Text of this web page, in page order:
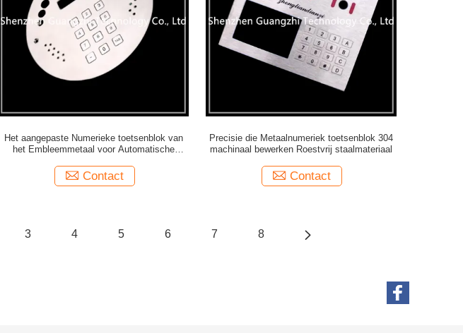
Het aangepaste Numerieke toetsenblok van
het Embleemmetaal voor Automatische
Contact
Precisie die Metaalnumeriek toetsenblok 304
machinaal bewerken Roestvrij staalmateriaal
Contact
3 4 5 6 7 8